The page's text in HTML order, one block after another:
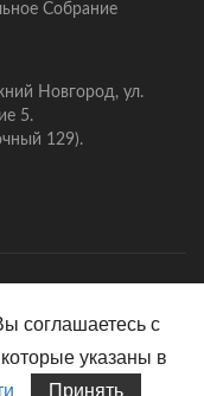
Собрание
Новгород, ул.
5.
129).
соглашаетесь с
указаны в
Принять